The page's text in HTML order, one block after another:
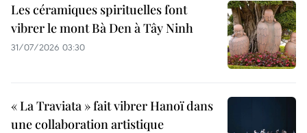
Les céramiques spirituelles font
vibrer le mont Bà Den à Tây Ninh
31/07/2026 03:30
« La Traviata » fait vibrer Hanoï dans
une collaboration artistique